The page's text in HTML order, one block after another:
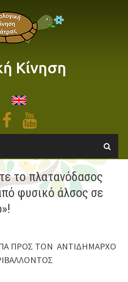
Κίνηση
το πλατανόδασος
φυσικό άλσος σε
ΠΡΟΣ ΤΟΝ ΑΝΤΙΔΗΜΑΡΧΟ